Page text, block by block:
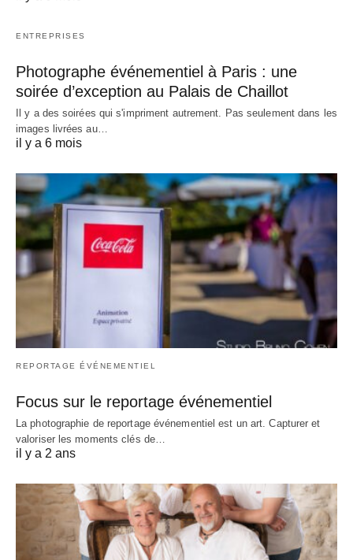
ENTREPRISES
Photographe événementiel à Paris : une
soirée d’exception au Palais de Chaillot
Il y a des soirées qui s'impriment autrement. Pas seulement dans les
images livrées au…
il y a 6 mois
REPORTAGE ÉVÉNEMENTIEL
Focus sur le reportage événementiel
La photographie de reportage événementiel est un art. Capturer et
valoriser les moments clés de…
il y a 2 ans